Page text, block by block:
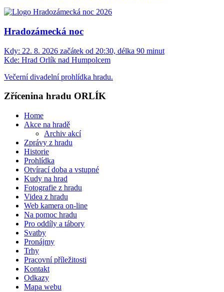
Hradozámecká noc
Kdy: 22. 8. 2026 začátek od 20:30, délka 90 minut
Kde: Hrad Orlík nad Humpolcem
Večerní divadelní prohlídka hradu.
Zřícenina hradu ORLÍK
Home
Akce na hradě
Archiv akcí
Zprávy z hradu
Historie
Prohlídka
Otvírací doba a vstupné
Kudy na hrad
Fotografie z hradu
Videa z hradu
Web kamera on-line
Na pomoc hradu
Pro oddíly a tábory
Svatby
Pronájmy
Trhy
Pracovní příležitosti
Kontakt
Odkazy
Mapa webu